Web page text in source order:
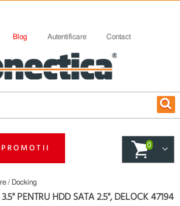
Blog Autentificare Contact
PROMOTII 0
/ Docking
PENTRU HDD SATA 2.5", DELOCK 47194